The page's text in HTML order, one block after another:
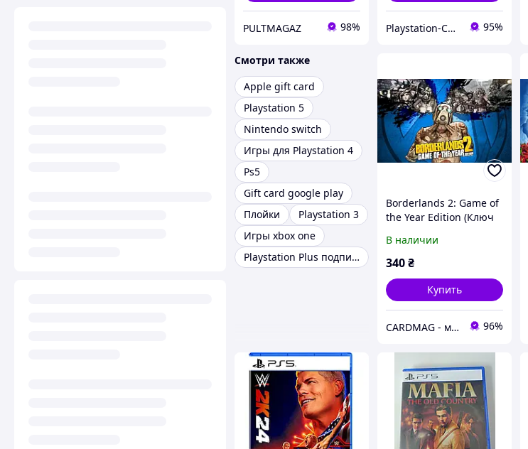
PULTMAGAZ 98% Playstation-Change - Магазин Ігрові Приставки, та Аксесуари 95%
Смотри также
Apple gift card
Playstation 5
Nintendo switch
Игры для Playstation 4
Ps5
Gift card google play
Плойки
Playstation 3
Игры xbox one
Playstation Plus подписка PSN
Borderlands 2: Game of
the Year Edition (Ключ
В наличии
340₴
Купить
CARDMAG - мультивалютный платежный сервис 96%